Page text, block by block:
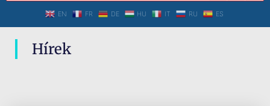
EN FR DE HU IT RU ES
Hírek